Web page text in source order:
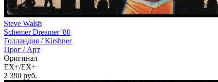
Steve Walsh
Schemer Dreamer '80
Голландия /Kirshner
Прог / Арт
Оригинал
EX+/EX+
2 390 руб.